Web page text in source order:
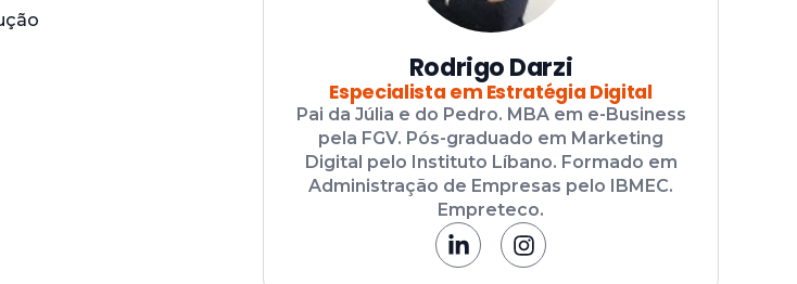
Rodrigo Darzi
Especialista em Estratégia Digital
Pai da Júlia e do Pedro. MBA em e-Business
pela FGV. Pós-graduado em Marketing
Digital pelo Instituto Líbano. Formado em
Administração de Empresas pelo IBMEC.
Empreteco.